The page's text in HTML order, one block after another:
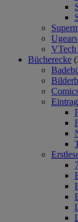
Ugears
VTech
Bücherecke